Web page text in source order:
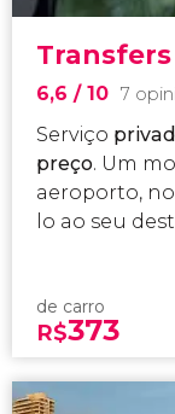
6,6 / 10 7
Serviço
preço. Um
aeroporto,
lo ao seu
de carro
R$373